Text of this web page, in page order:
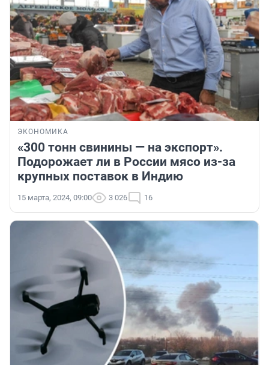
ЭКОНОМИКА
«300 тонн свинины — на экспорт».
Подорожает ли в России мясо из-за
крупных поставок в Индию
15 марта, 2024, 09:00 3 026 16